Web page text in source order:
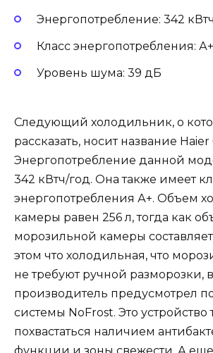
Энергопотребление: 342
Класс энергопотребления: А+
Уровень шума: 39 дБ
Следующий холодильник, о
рассказать, носит название Haier
Энергопотребление данной
342 кВтч/год. Она также имеет
энергопотребления А+. Объем
камеры равен 256 л, тогда как
морозильной камеры
этом что холодильная, что
не требуют ручной разморозки,
производитель предусмотрел
системы NoFrost. Это
похвастаться наличием